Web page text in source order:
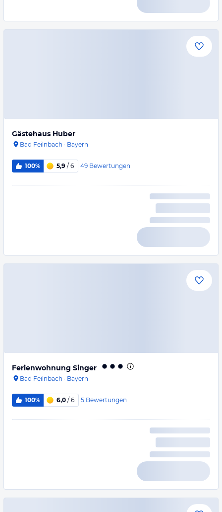
Gästehaus Huber
Bad Feilnbach · Bayern
100% 5,9 / 6 49 Bewertungen
Ferienwohnung Singer
Bad Feilnbach · Bayern
100% 6,0 / 6 5 Bewertungen